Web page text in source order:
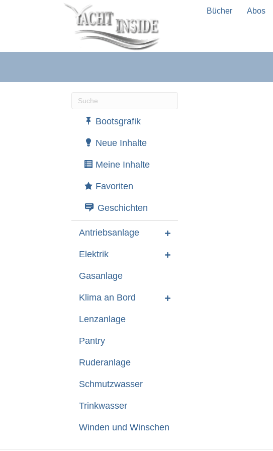
Bücher Abos
Wenn die Ergebnisse der automatischen
Bootsgrafik
Neue Inhalte
Meine Inhalte
Favoriten
Geschichten
Antriebsanlage
Elektrik
Gasanlage
Klima an Bord
Lenzanlage
Pantry
Ruderanlage
Schmutzwasser
Trinkwasser
Winden und Winschen